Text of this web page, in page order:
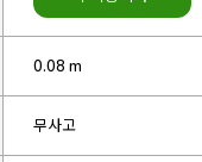
0.08 m
무사고